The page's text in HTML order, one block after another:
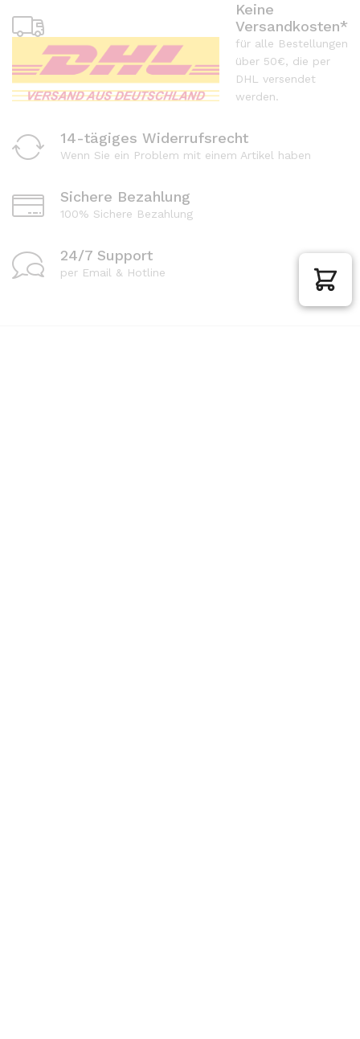
Keine
Versandkosten*
für alle Bestellungen
über 50€, die per
DHL versendet
werden.
14-tägiges Widerrufsrecht
Wenn Sie ein Problem mit einem Artikel haben
Sichere Bezahlung
100% Sichere Bezahlung
24/7 Support
per Email & Hotline